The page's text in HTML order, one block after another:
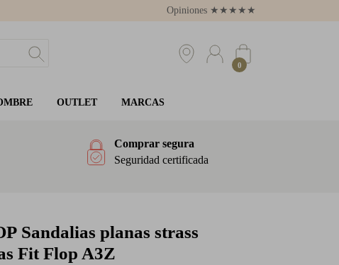
Opiniones ★ ★ ★ ★ ★
0
OUTLET MARCAS
Comprar segura
Seguridad certificada
Sandalias planas strass
Fit Flop A3Z